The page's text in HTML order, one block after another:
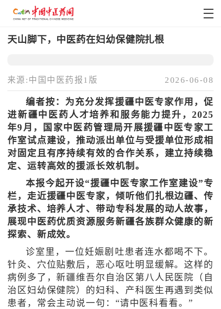
天山脚下，中医药在妇幼保健院扎根
来源:中国中医药报1版 2026-06-08
编者按：为充分发挥援疆中医专家作用，促
进新疆中医药人才培养和服务能力提升，2025
年9月，国家中医药管理局开展援疆中医专家工
作室试点建设，推动派出单位与受援单位形成相
对固定且有序持续有效的合作关系，建立持续稳
定、运转高效的援派长效机制。
本报今起开设“援疆中医专家工作室建设”专
栏，走近援疆中医专家，倾听他们扎根边疆、传
承技术、培养人才、带动专科发展的动人故事，
展现中医药优质资源服务新疆各族群众健康的新
探索、新成效。
诊室里，一位妊娠剧吐患者连水都喝不下。
针灸、穴位贴敷后，恶心呕吐明显缓解。这样的
病例多了，新疆维吾尔自治区第八人民医院（自
治区妇幼保健院）的妇科、产科医生再遇到类似
患者，常会主动说一句：“请中医科看看。”